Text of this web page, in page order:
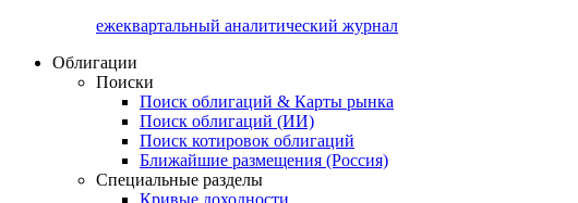
Журнал
Cbonds Review
ежеквартальный аналитический журнал
Облигации
Поиски
Поиск облигаций & Карты рынка
Поиск облигаций (ИИ)